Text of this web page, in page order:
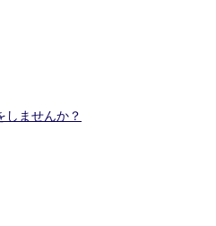
ませんか？